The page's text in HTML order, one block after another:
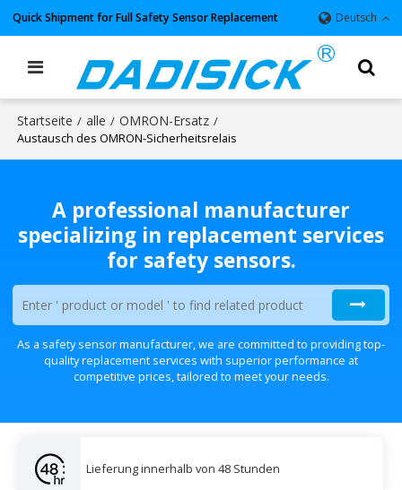
Quick Shipment for Full Safety Sensor Replacement Deutsch
Startseite / alle / OMRON-Ersatz /
Austausch des OMRON-Sicherheitsrelais
A professional manufacturer
specializing in replacement services
for safety sensors.
As a safety sensor manufacturer, we are committed to providing top-
quality replacement services with superior performance at
competitive prices, tailored to meet your needs.
Lieferung innerhalb von 48 Stunden